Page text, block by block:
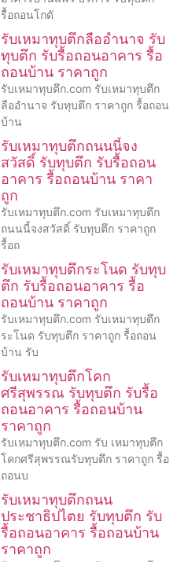
รื้อถอนโกดั
รับเหมาทุบตึกลืออำนาจ รับ
ทุบตึก รับรื้อถอนอาคาร รื้อ
ถอนบ้าน ราคาถูก
รับเหมาทุบตึก.com รับเหมาทุบตึก
ลืออำนาจ รับทุบตึก ราคาถูก รื้อถอน
บ้าน
รับเหมาทุบตึกถนนนี้จง
สวัสดิ์ รับทุบตึก รับรื้อถอน
อาคาร รื้อถอนบ้าน ราคา
ถูก
รับเหมาทุบตึก.com รับเหมาทุบตึก
ถนนนี้จงสวัสดิ์ รับทุบตึก ราคาถูก
รื้อถ
รับเหมาทุบตึกระโนด รับทุบ
ตึก รับรื้อถอนอาคาร รื้อ
ถอนบ้าน ราคาถูก
รับเหมาทุบตึก.com รับเหมาทุบตึก
ระโนด รับทุบตึก ราคาถูก รื้อถอน
บ้าน รับ
รับเหมาทุบตึกโคก
ศรีสุพรรณ รับทุบตึก รับรื้อ
ถอนอาคาร รื้อถอนบ้าน
ราคาถูก
รับเหมาทุบตึก.com รับ เหมาทุบตึก
โคกศรีสุพรรณรับทุบตึก ราคาถูก รื้อ
ถอนบ
รับเหมาทุบตึกถนน
ประชาธิปไตย รับทุบตึก รับ
รื้อถอนอาคาร รื้อถอนบ้าน
ราคาถูก